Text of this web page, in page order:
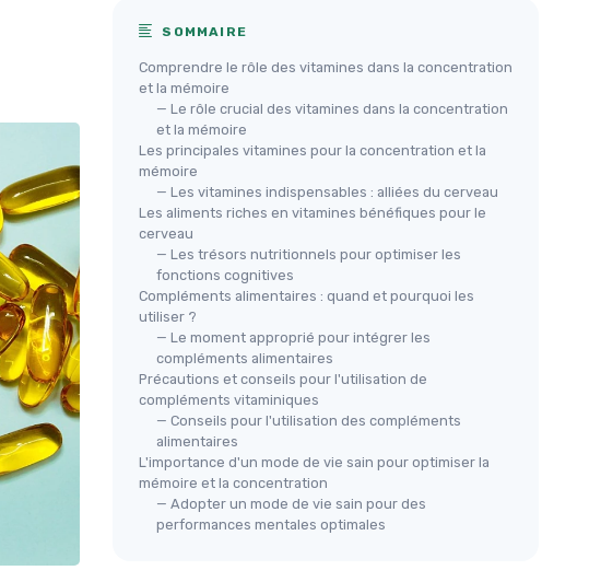
SOMMAIRE
Comprendre le rôle des vitamines dans la concentration
et la mémoire
— Le rôle crucial des vitamines dans la concentration
et la mémoire
Les principales vitamines pour la concentration et la
mémoire
— Les vitamines indispensables : alliées du cerveau
Les aliments riches en vitamines bénéfiques pour le
cerveau
— Les trésors nutritionnels pour optimiser les
fonctions cognitives
Compléments alimentaires : quand et pourquoi les
utiliser ?
— Le moment approprié pour intégrer les
compléments alimentaires
Précautions et conseils pour l'utilisation de
compléments vitaminiques
— Conseils pour l'utilisation des compléments
alimentaires
L'importance d'un mode de vie sain pour optimiser la
mémoire et la concentration
— Adopter un mode de vie sain pour des
performances mentales optimales